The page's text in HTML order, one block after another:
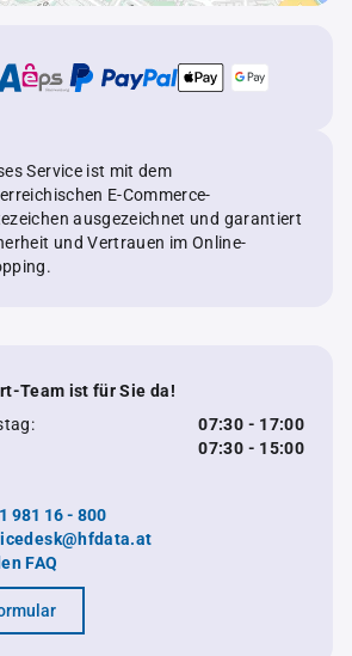
Service ist mit dem
E-Commerce-
ausgezeichnet und garantiert
und Vertrauen im Online-
Team ist für Sie da!
07:30 - 17:00
07:30 - 15:00
981 16 - 800
FAQ